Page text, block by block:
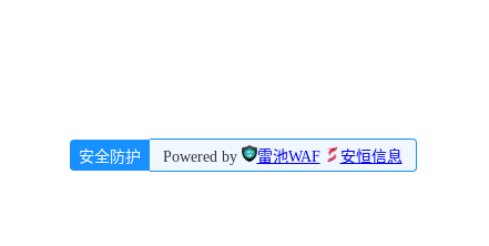
安全防护 Powered by 雷池WAF 安恒信息